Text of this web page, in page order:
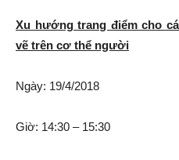
Xu hướng trang điểm cho
vẽ trên cơ thể người
Ngày: 19/4/2018
Giờ: 14:30 – 15:30